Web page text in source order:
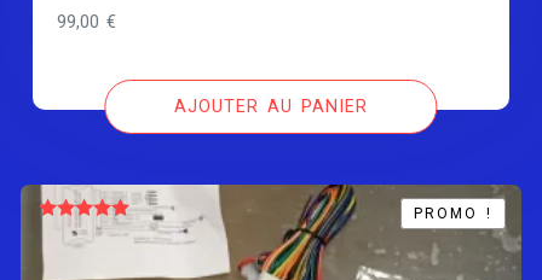
99,00€
AJOUTER AU PANIER
Note 5.00
PROMO !
PROMO !